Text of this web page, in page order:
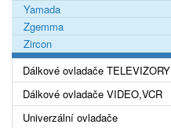
Yamada
Zgemma
Zircon
Dálkové ovladače TELEVIZORY
Dálkové ovladače VIDEO,VCR
Univerzální ovladače